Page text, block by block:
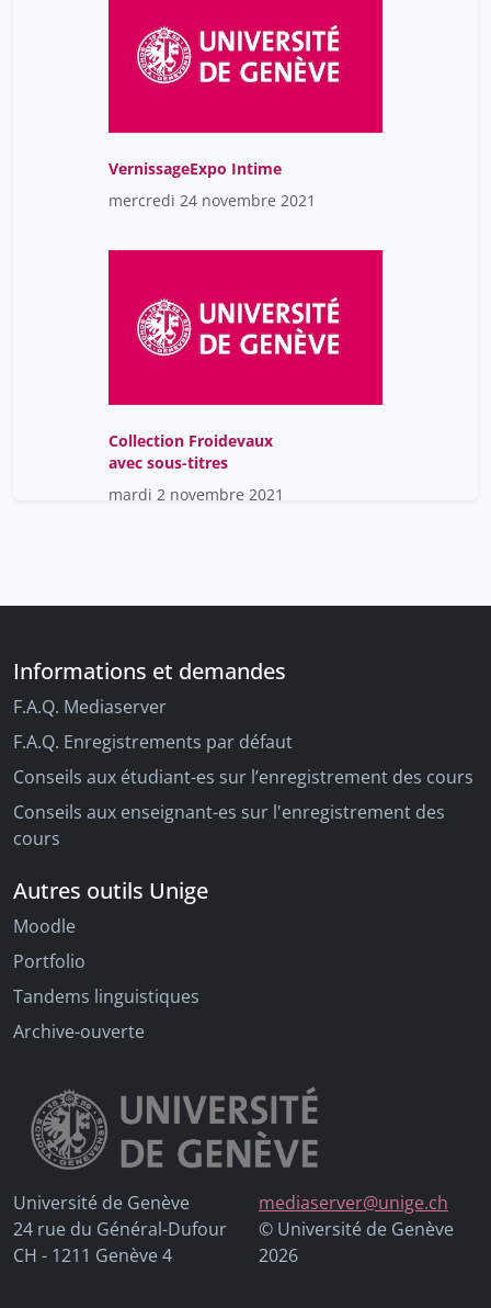
VernissageExpo Intime
mercredi 24 novembre 2021
Collection Froidevaux
avec sous-titres
mardi 2 novembre 2021
Informations et demandes
F.A.Q. Mediaserver
F.A.Q. Enregistrements par défaut
Conseils aux étudiant-es sur l’enregistrement des cours
Conseils aux enseignant-es sur l'enregistrement des
cours
Autres outils Unige
Moodle
Portfolio
Tandems linguistiques
Archive-ouverte
Université de Genève
24 rue du Général-Dufour
CH - 1211 Genève 4
mediaserver@unige.ch
© Université de Genève
2026